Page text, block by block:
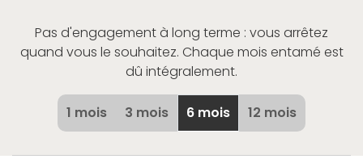
Pas d'engagement à long terme : vous arrêtez
quand vous le souhaitez. Chaque mois entamé est
dû intégralement.
1 mois 3 mois 6 mois 12 mois